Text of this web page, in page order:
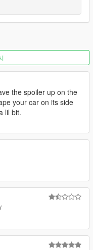
color
the spoiler up on the
your car on its side
lil bit.